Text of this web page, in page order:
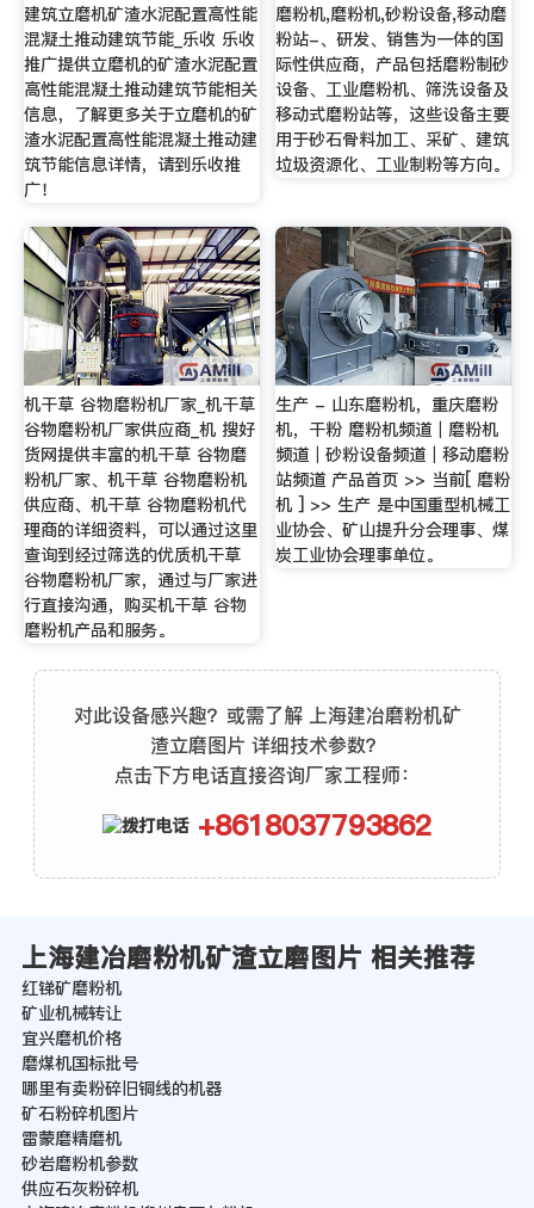
建筑立磨机矿渣水泥配置高性能
混凝土推动建筑节能_乐收 乐收
推广提供立磨机的矿渣水泥配置
高性能混凝土推动建筑节能相关
信息，了解更多关于立磨机的矿
渣水泥配置高性能混凝土推动建
筑节能信息详情，请到乐收推
广！
磨粉机,磨粉机,砂粉设备,移动磨
粉站-、研发、销售为一体的国
际性供应商，产品包括磨粉制砂
设备、工业磨粉机、筛洗设备及
移动式磨粉站等，这些设备主要
用于砂石骨料加工、采矿、建筑
垃圾资源化、工业制粉等方向。
机干草 谷物磨粉机厂家_机干草
谷物磨粉机厂家供应商_机 搜好
货网提供丰富的机干草 谷物磨
粉机厂家、机干草 谷物磨粉机
供应商、机干草 谷物磨粉机代
理商的详细资料，可以通过这里
查询到经过筛选的优质机干草
谷物磨粉机厂家，通过与厂家进
行直接沟通，购买机干草 谷物
磨粉机产品和服务。
生产 - 山东磨粉机，重庆磨粉
机，干粉 磨粉机频道｜磨粉机
频道｜砂粉设备频道｜移动磨粉
站频道 产品首页 >> 当前[ 磨粉
机 ] >> 生产 是中国重型机械工
业协会、矿山提升分会理事、煤
炭工业协会理事单位。
对此设备感兴趣？或需了解 上海建冶磨粉机矿
渣立磨图片 详细技术参数？
点击下方电话直接咨询厂家工程师：
+8618037793862
上海建冶磨粉机矿渣立磨图片 相关推荐
红锑矿磨粉机
矿业机械转让
宜兴磨机价格
磨煤机国标批号
哪里有卖粉碎旧铜线的机器
矿石粉碎机图片
雷蒙磨精磨机
砂岩磨粉机参数
供应石灰粉碎机